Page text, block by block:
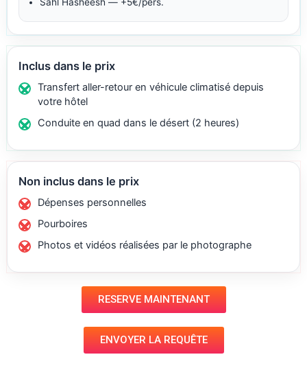
Inclus dans le prix
Transfert aller-retour en véhicule climatisé depuis
votre hôtel
Conduite en quad dans le désert (2 heures)
Non inclus dans le prix
Dépenses personnelles
Pourboires
Photos et vidéos réalisées par le photographe
RESERVE MAINTENANT
ENVOYER LA REQUÊTE